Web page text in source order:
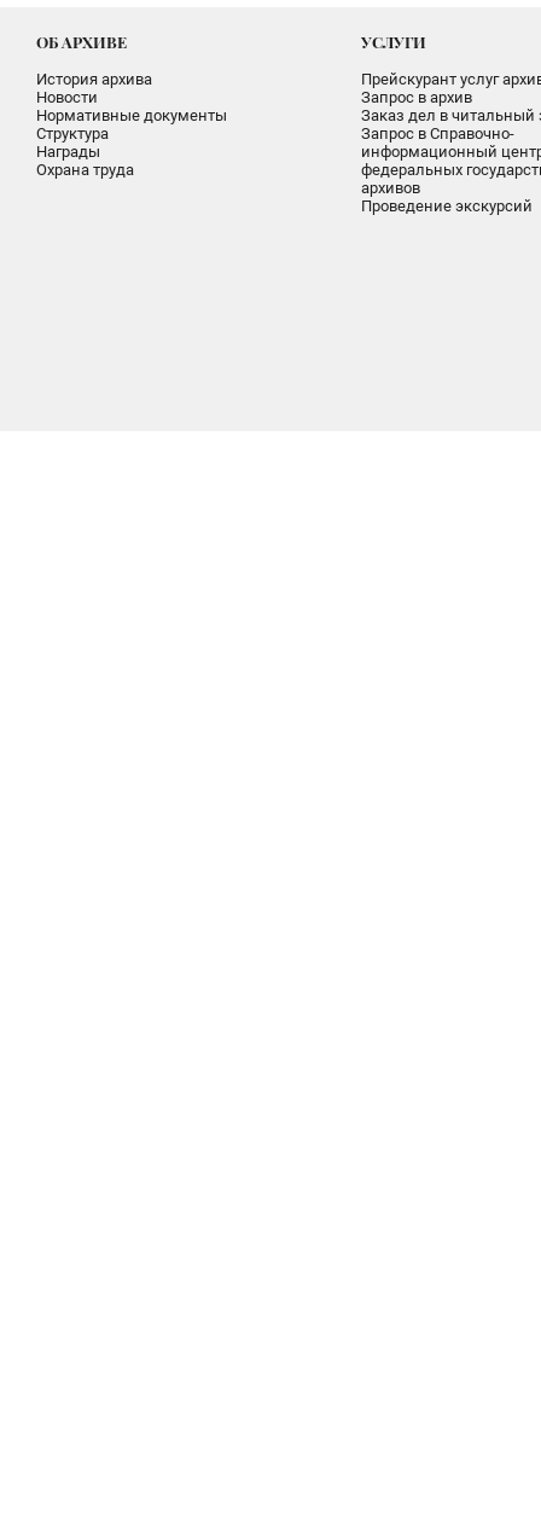
ОБ АРХИВЕ
История архива
Новости
Нормативные документы
Структура
Награды
Охрана труда
УСЛУГИ
Прейскурант услуг
Запрос в архив
Заказ дел в читальный
Запрос в Справочно-
информационный
федеральных
архивов
Проведение экскурсий